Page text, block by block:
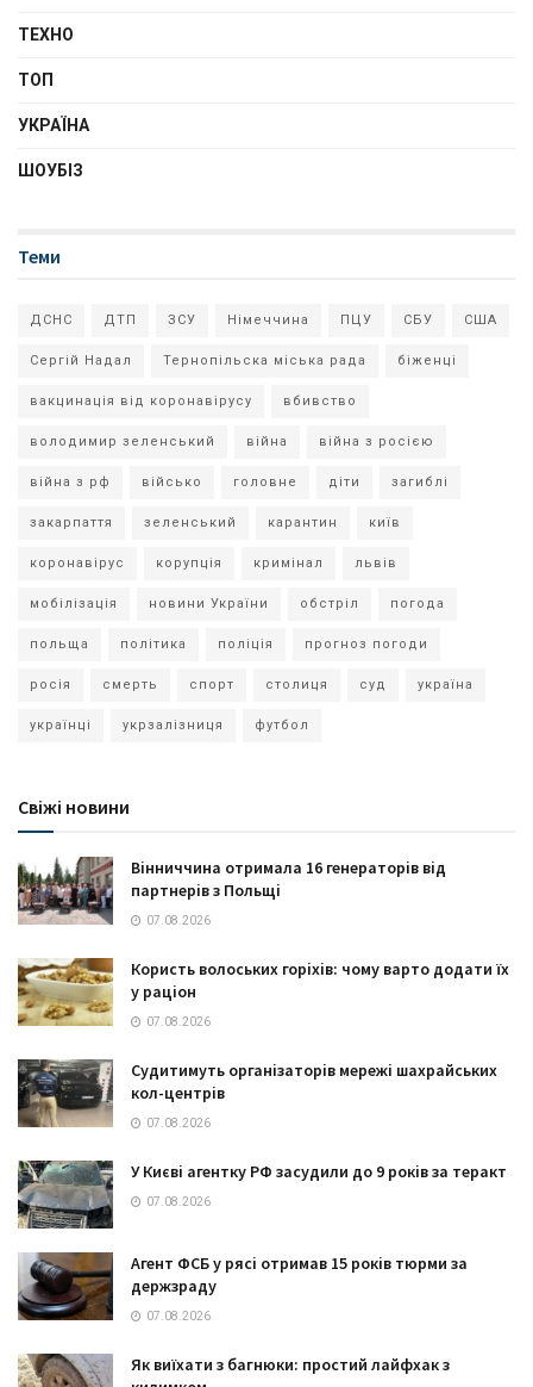
ТЕХНО
ТОП
УКРАЇНА
ШОУБІЗ
Теми
ДСНС ДТП ЗСУ Німеччина ПЦУ СБУ США
Сергій Надал Тернопільска міська рада біженці
вакцинація від коронавірусу вбивство
володимир зеленський війна війна з росією
війна з рф військо головне діти загиблі
закарпаття зеленський карантин київ
коронавірус корупція кримінал львів
мобілізація новини України обстріл погода
польща політика поліція прогноз погоди
росія смерть спорт столиця суд україна
українці укрзалізниця футбол
Свіжі новини
Вінниччина отримала 16 генераторів від
партнерів з Польщі
07.08.2026
Користь волоських горіхів: чому варто додати їх
у раціон
07.08.2026
Судитимуть організаторів мережі шахрайських
кол-центрів
07.08.2026
У Києві агентку РФ засудили до 9 років за теракт
07.08.2026
Агент ФСБ у рясі отримав 15 років тюрми за
держзраду
07.08.2026
Як виїхати з багнюки: простий лайфхак з